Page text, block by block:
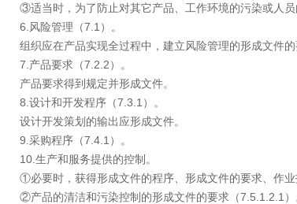
③适当时，为了防止对其它产品、工作环境的污染或人员
6.风险管理（7.1）。
组织应在产品实现全过程中，建立风险管理的形成文件的
7.产品要求（7.2.2）。
产品要求得到规定并形成文件。
8.设计和开发程序（7.3.1）。
设计开发策划的输出应形成文件。
9.采购程序（7.4.1）。
10.生产和服务提供的控制。
①必要时，获得形成文件的程序、形成文件的要求、作业
②产品的清洁和污染控制的形成文件的要求（7.5.1.2.1）